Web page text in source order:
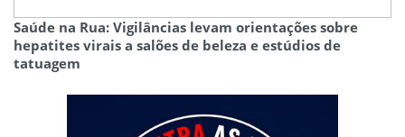
Saúde na Rua: Vigilâncias levam orientações sobre
hepatites virais a salões de beleza e estúdios de
tatuagem